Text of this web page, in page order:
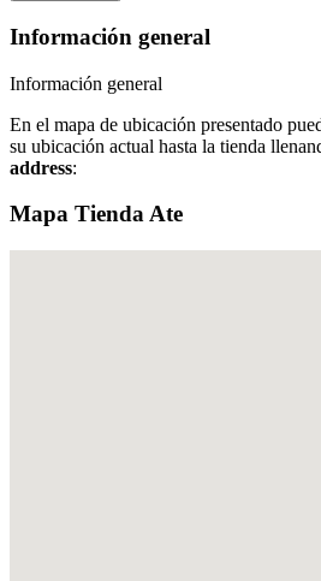
Información general
Información general
En el mapa de ubicación presentado
su ubicación actual hasta la tienda
address:
Mapa Tienda Ate